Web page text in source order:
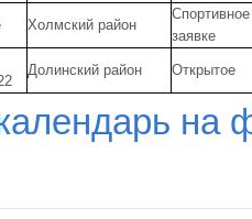
Холмский район
заявке
Долинский район Открытое
на